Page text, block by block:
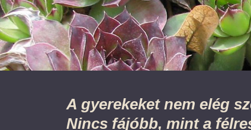
A gyerekeket nem elég
Nincs fájóbb, mint a